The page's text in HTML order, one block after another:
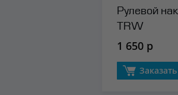
Рулевой
TRW
1 650 р
Заказать